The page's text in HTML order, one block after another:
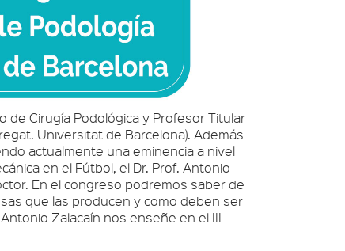
de Cirugía Podológica y Profesor Titular
Universitat de Barcelona). Además
actualmente una eminencia a nivel
en el Fútbol, el Dr. Prof. Antonio
En el congreso podremos saber de
que las producen y como deben ser
Zalacaín nos enseñe en el III